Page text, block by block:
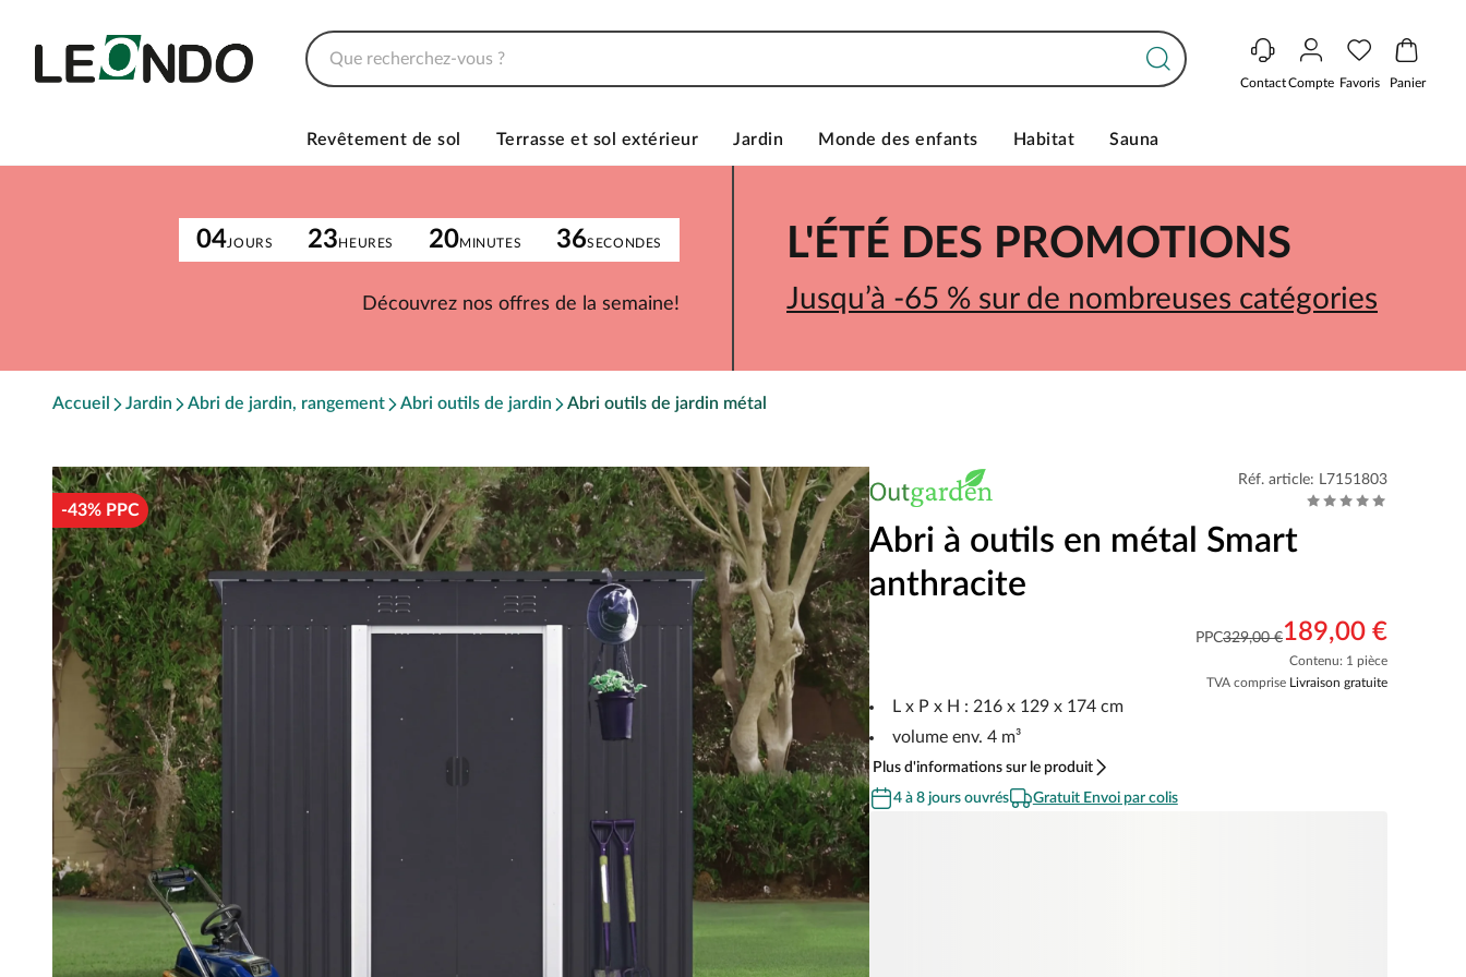
ContactCompte Favoris Panier
Revêtement de sol Terrasse et sol extérieur Jardin Monde des enfants Habitat Sauna
04JOURS 23HEURES 20MINUTES 36SECONDES
Découvrez nos offres de la semaine!
L'ÉTÉ DES PROMOTIONS
Jusqu’à -65 % sur de nombreuses catégories
Accueil Jardin Abri de jardin, rangement Abri outils de jardin Abri outils de jardin métal
-43% PPC
Réf. article: L7151803
Abri à outils en métal Smart
anthracite
PPC329,00 €189,00 €
Contenu: 1 pièce
TVA comprise Livraison gratuite
L x P x H : 216 x 129 x 174 cm
volume env. 4 m³
Plus d'informations sur le produit
4 à 8 jours ouvrés
Gratuit Envoi par colis